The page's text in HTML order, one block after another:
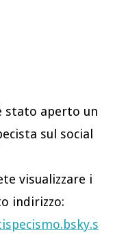
stato aperto un
sul social
visualizzare i
indirizzo: